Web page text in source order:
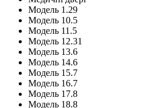
Модель 1.29
Модель 10.5
Модель 11.5
Модель 12.31
Модель 13.6
Модель 14.6
Модель 15.7
Модель 16.7
Модель 17.8
Модель 18.8